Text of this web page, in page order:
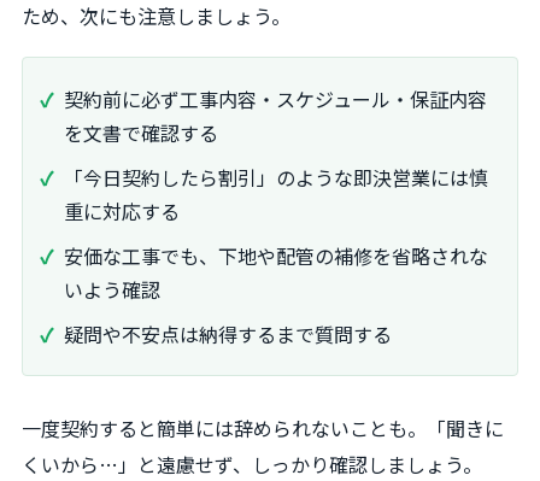
ため、次にも注意しましょう。
契約前に必ず工事内容・スケジュール・保証内容
を文書で確認する
「今日契約したら割引」のような即決営業には慎
重に対応する
安価な工事でも、下地や配管の補修を省略されな
いよう確認
疑問や不安点は納得するまで質問する
一度契約すると簡単には辞められないことも。「聞きに
くいから…」と遠慮せず、しっかり確認しましょう。